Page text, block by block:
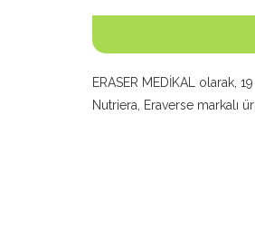
ERASER MEDİKAL olarak,
Nutriera, Eraverse markalı